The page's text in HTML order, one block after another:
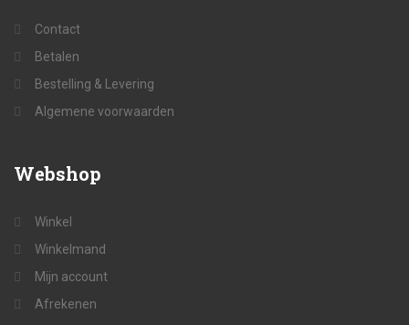
Contact
Betalen
Bestelling & Levering
Algemene voorwaarden
Webshop
Winkel
Winkelmand
Mijn account
Afrekenen